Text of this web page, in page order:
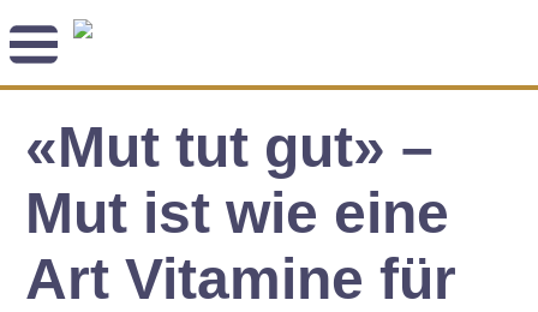
Themenblog
Angebot
Coaching-Impulse
Das Enneagramm
Arbeitsweise
«Mut tut gut» –
Mut ist wie eine
Art Vitamine für